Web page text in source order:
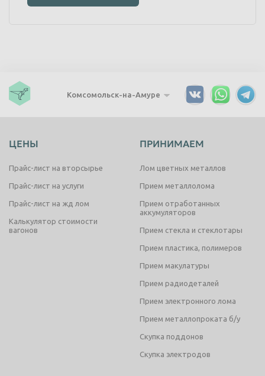
Комсомольск-на-Амуре
ЦЕНЫ
Прайс-лист на вторсырье
Прайс-лист на услуги
Прайс-лист на жд лом
Калькулятор стоимости
вагонов
ПРИНИМАЕМ
Лом цветных металлов
Прием металлолома
Прием отработанных
аккумуляторов
Прием стекла и стеклотары
Прием пластика, полимеров
Прием макулатуры
Прием радиодеталей
Прием электронного лома
Прием металлопроката б/у
Скупка поддонов
Скупка электродов